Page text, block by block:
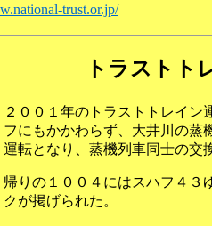
trust.or.jp/
トラストト
２００１年のトラストトレイン
フにもかかわらず、大井川の蒸
運転となり、蒸機列車同士の交
帰りの１００４にはスハフ４３
クが掲げられた。